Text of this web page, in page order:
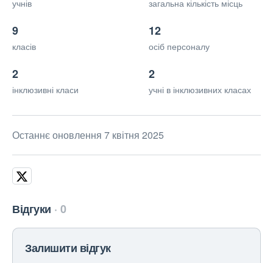
учнів загальна кількість місць
9
класів
12
осіб персоналу
2
інклюзивні класи
2
учні в інклюзивних класах
Останнє оновлення 7 квітня 2025
Відгуки 0
Залишити відгук